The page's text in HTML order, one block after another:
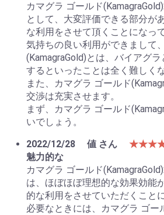
カマグラ ゴールド
として、大変評価できる部分が
な利用をさせて頂くことになっ
気持ちの良い利用ができまして
(KamagraGold)とは、バイアグ
するといったことは全く難しく
また、カマグラ ゴールド
交渉は充実させます。
まず、カマグラ ゴールド
いでしょう。
2022/12/28
値 さん
魅力的な
カマグラ ゴールド
は、ほぼほぼ理想的な効果効能
的な利用をさせていただくこと
必要なときには、カマグラ ゴー